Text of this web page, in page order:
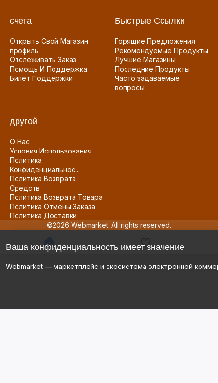
счета
Открыть Свой Магазин
профиль
Отслеживать Заказ
Помощь И Поддержка
Билет Поддержки
Быстрые Ссылки
Горящие Предложения
Рекомендуемые Продукты
Лучшие Магазины
Последние Продукты
Часто задаваемые
вопросы
другой
О Нас
Условия Использования
Политика
Конфиденциальнос...
Политика Возврата
Средств
Политика Возврата Товара
Политика Отмены Заказа
Политика Доставки
©2026 Webmarket. All rights reserved.
Ваша конфиденциальность имеет значение
Webmarket — маркетплейс и экосистема электронной